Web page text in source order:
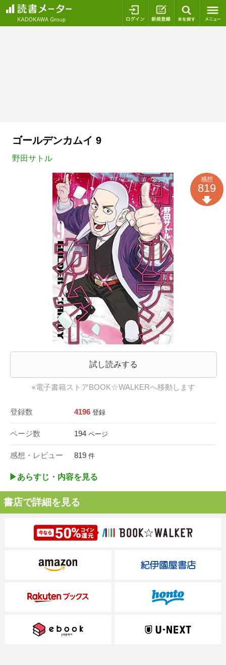
ログイン 新規登録
ゴールデンカムイ 9
野田サトル
試し読みする
※電子書籍ストアBOOK☆WALKERへ移動します
登録数 4196 登録
ページ数 194 ページ
感想・レビュー 819 件
感想
819
▶︎あらすじ・内容を見る
書店で詳細を見る